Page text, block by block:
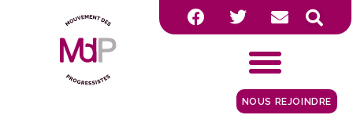
NOUS REJOINDRE